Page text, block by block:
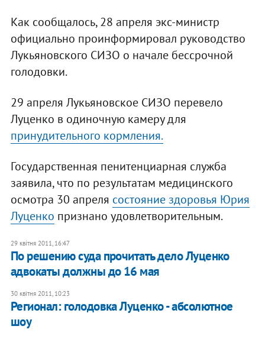
Как сообщалось, 28 апреля экс-министр
официально проинформировал руководство
Лукьяновского СИЗО о начале бессрочной
голодовки.
29 апреля Лукьяновское СИЗО перевело
Луценко в одиночную камеру для
принудительного кормления.
Государственная пенитенциарная служба
заявила, что по результатам медицинского
осмотра 30 апреля состояние здоровья Юрия
Луценко признано удовлетворительным.
29 квітня 2011, 16:47
По решению суда прочитать дело Луценко
адвокаты должны до 16 мая
30 квітня 2011, 10:23
Регионал: голодовка Луценко - абсолютное
шоу